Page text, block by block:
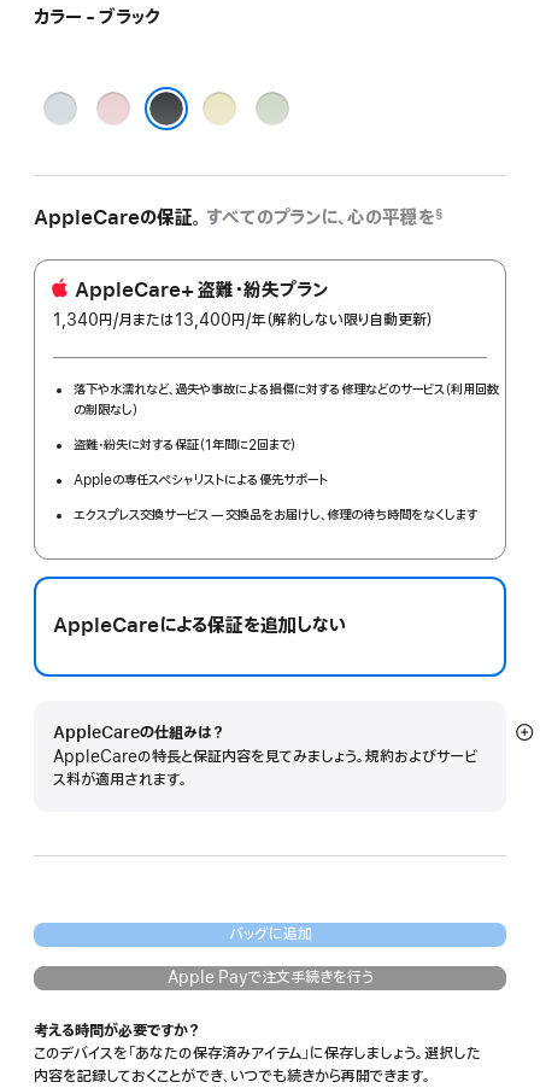
カラー - ブラック
ブ
ル
ピ
ン
イ
エ
グ
AppleCareの保証。 すべてのプランに、心の平穏を§
AppleCare+ 盗難・紛失プラン
1,340円/月per
または13,400円/年年
（解約しない限り自動更新）
落下や水濡れなど、過失や事故による損傷に対する修理などのサービス（利用回数
の制限なし）
盗難・紛失に対する保証（1年間に2回まで）
Appleの専任スペシャリストによる優先サポート
エクスプレス交換サービス — 交換品をお届けし、修理の待ち時間をなくします
AppleCareによる保証を追加しない
AppleCareの仕組みは？
AppleCareの特長と保証内容を見てみましょう。規約およびサービ
ス料が適用されます。
詳
バッグに追加
Apple Payで注文手続きを行う
考える時間が必要ですか？
このデバイスを「あなたの保存済みアイテム」に保存しましょう。選択した
内容を記録しておくことができ、いつでも続きから再開できます。